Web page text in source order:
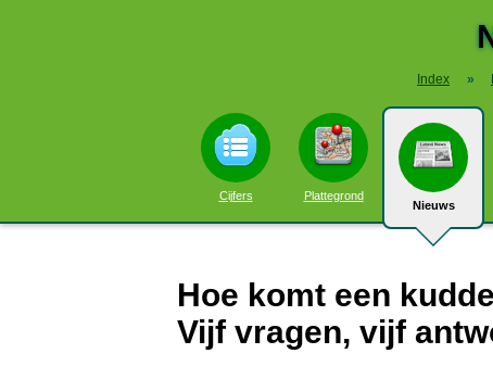
Index »
Cijfers Plattegrond
Nieuws
Hoe komt een
Vijf vragen, vijf